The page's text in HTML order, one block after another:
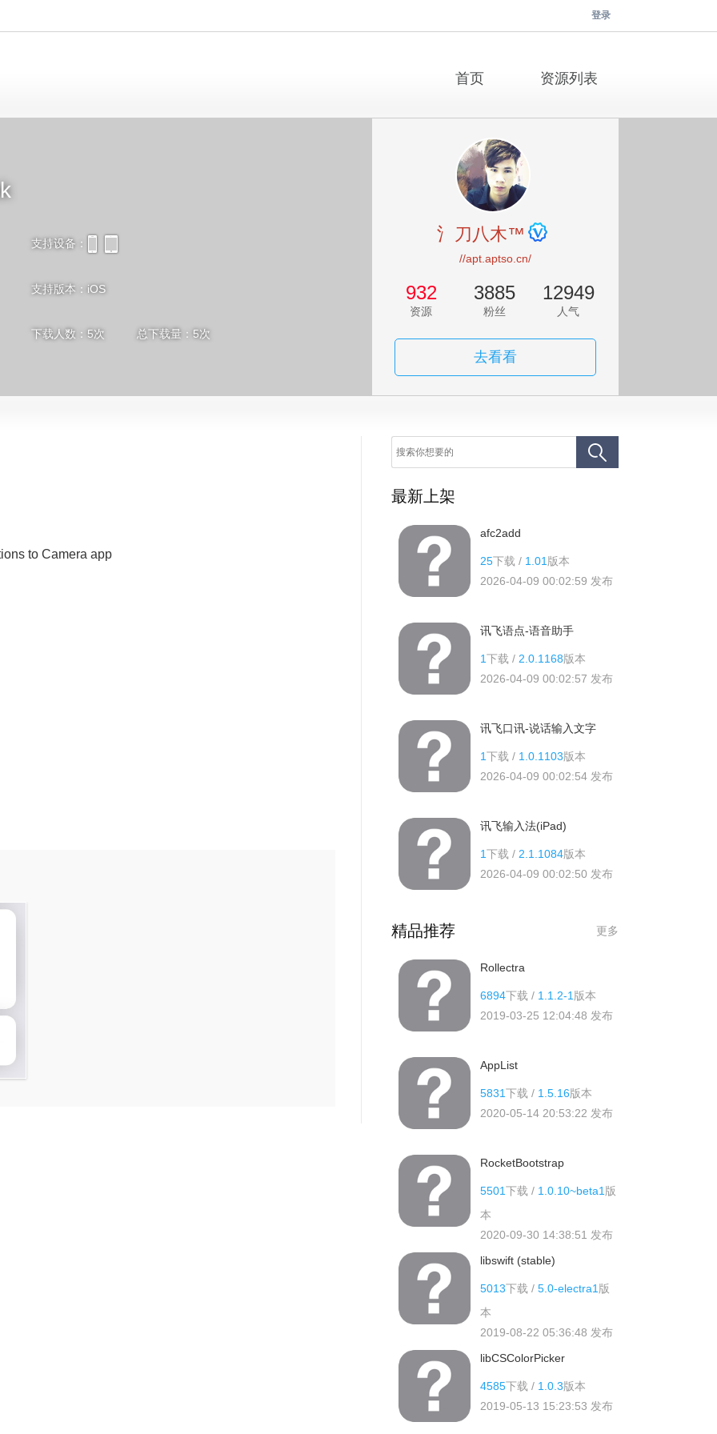
登录
首页 资源列表
支持设备：
支持版本：iOS
下载人数： 5次 总下载量： 5次
氵刀八木™
//apt.aptso.cn/
932
资源
3885
粉丝
12949
人气
去看看
to Camera app
最新上架
afc2add
25下载 / 1.01 版本
2026-04-09 00:02:59 发布
讯飞语点-语音助手
1下载 / 2.0.1168版本
2026-04-09 00:02:57 发布
讯飞口讯-说话输入文字
1下载 / 1.0.1103版本
2026-04-09 00:02:54 发布
讯飞输入法(iPad)
1下载 / 2.1.1084版本
2026-04-09 00:02:50 发布
精品推荐 更多
Rollectra
6894下载 / 1.1.2-1 版本
2019-03-25 12:04:48 发布
AppList
5831下载 / 1.5.16版本
2020-05-14 20:53:22 发布
RocketBootstrap
5501下载 / 1.0.10~beta1 版
本
2020-09-30 14:38:51 发布
libswift (stable)
5013下载 / 5.0-electra1 版
本
2019-08-22 05:36:48 发布
libCSColorPicker
4585下载 / 1.0.3版本
2019-05-13 15:23:53 发布